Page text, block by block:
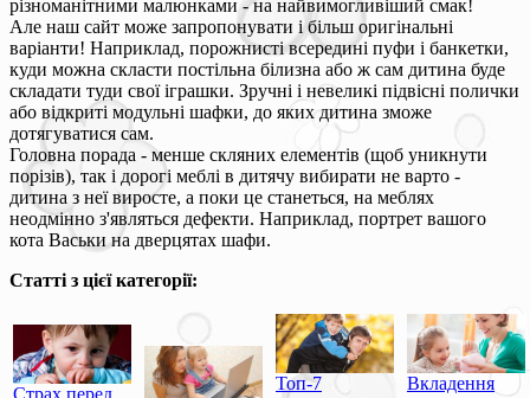
різноманітними малюнками - на найвимогливіший смак!
Але наш сайт може запропонувати і більш оригінальні
варіанти! Наприклад, порожнисті всередині пуфи і банкетки,
куди можна скласти постільна білизна або ж сам дитина буде
складати туди свої іграшки. Зручні і невеликі підвісні полички
або відкриті модульні шафки, до яких дитина зможе
дотягуватися сам.
Головна порада - менше скляних елементів (щоб уникнути
порізів), так і дорогі меблі в дитячу вибирати не варто -
дитина з неї виросте, а поки це станеться, на меблях
неодмінно з'являться дефекти. Наприклад, портрет вашого
кота Васьки на дверцятах шафи.
Статті з цієї категорії:
Страх перед
Топ-7
Вкладення